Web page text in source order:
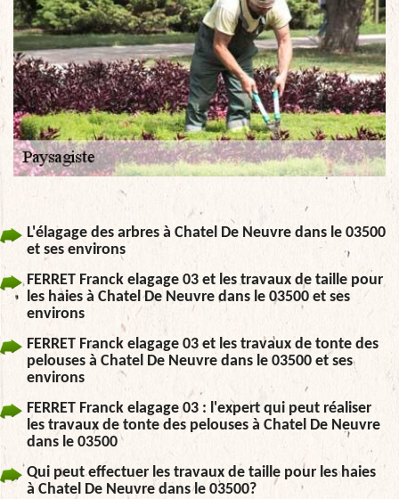
L'élagage des arbres à Chatel De Neuvre dans le 03500
et ses environs
FERRET Franck elagage 03 et les travaux de taille pour
les haies à Chatel De Neuvre dans le 03500 et ses
environs
FERRET Franck elagage 03 et les travaux de tonte des
pelouses à Chatel De Neuvre dans le 03500 et ses
environs
FERRET Franck elagage 03 : l'expert qui peut réaliser
les travaux de tonte des pelouses à Chatel De Neuvre
dans le 03500
Qui peut effectuer les travaux de taille pour les haies
à Chatel De Neuvre dans le 03500?